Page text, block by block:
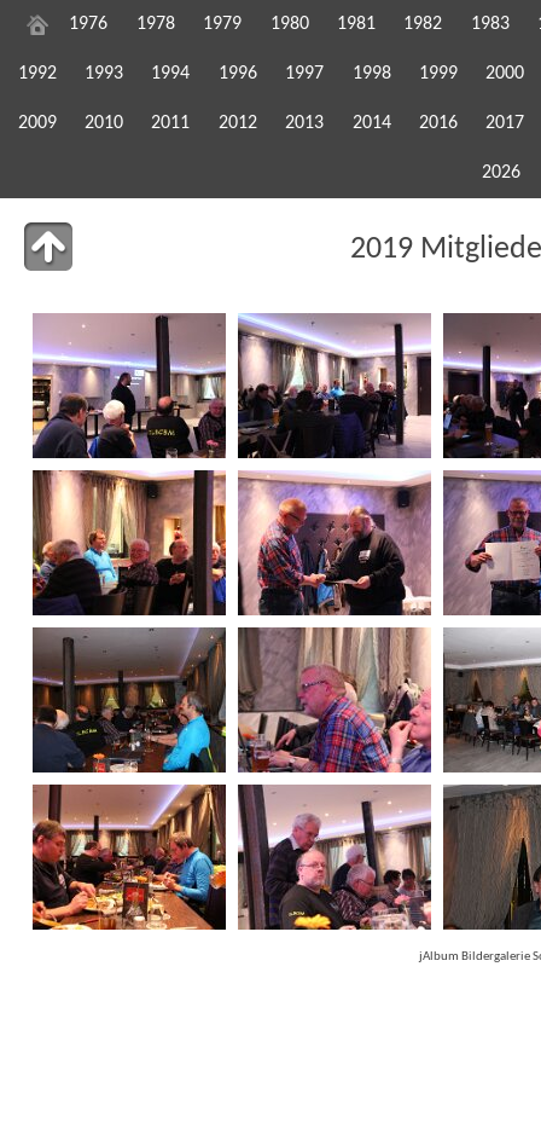
1976 1978 1979 1980 1981 1982 1983
1992 1993 1994 1996 1997 1998 1999 2000
2009 2010 2011 2012 2013 2014 2016 2017
2026
2019
jAlbum Bildergalerie